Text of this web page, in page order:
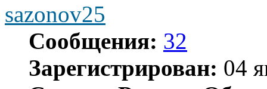
sazonov25
Сообщения: 32
Зарегистрирован: 04